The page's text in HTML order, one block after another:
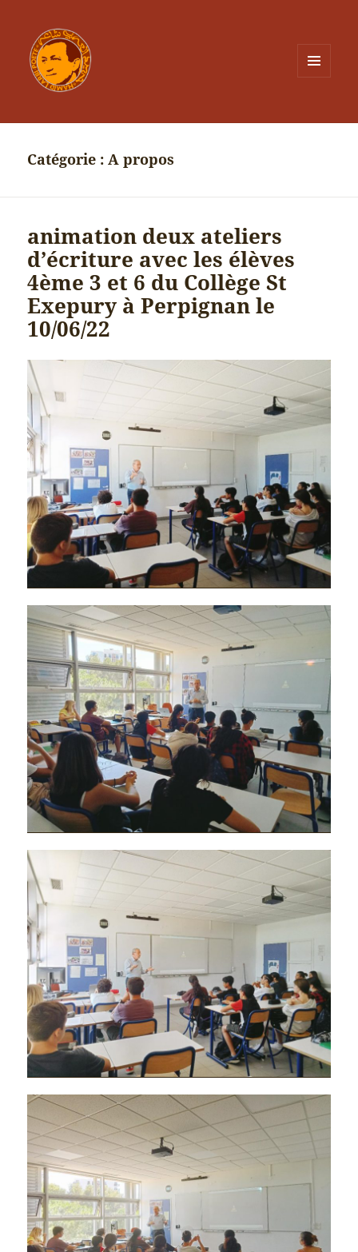
Catégorie :A propos
animation deux ateliers
d’écriture avec les élèves
4ème 3 et 6 du Collège St
Exepury à Perpignan le
10/06/22